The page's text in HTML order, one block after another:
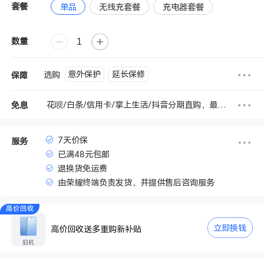
套餐 单品 无线充套餐 充电器套餐
数量
保障 选购 意外保护 延长保修
免息 花呗/白条/信用卡/掌上生活/抖音分期直购，最高享12期免息
服务
7天价保
已满48元包邮
退换货免运费
由荣耀终端负责发货，并提供售后咨询服务
高价回收
旧机
高价回收送多重购新补贴 立即换钱